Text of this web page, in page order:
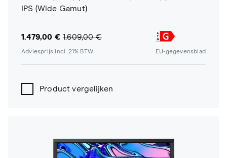
IPS (Wide Gamut)
1.479,00 € 1.609,00 €
Adviesprijs incl. 21% BTW. EU-gegevensblad
Product vergelijken